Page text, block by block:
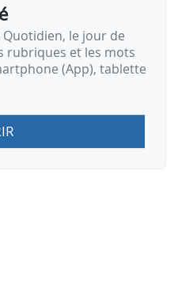
Quotidien, le jour de
rubriques et les mots
(App), tablette